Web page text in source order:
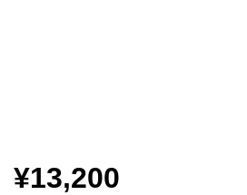
¥13,200